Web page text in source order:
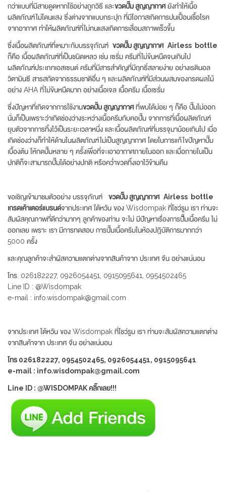
กว่าแบบที่มีสายดูดหากใช้อย่างถูกวิธี และขวดปั๊ม สูญญากาศยังทำให้เนื้อ
ผลิตภัณฑ์ไม่โดนแสง ซึ่งต่างจากแบบกระปุก ที่มีโอกาสเกิดการปนเปื้อนเชื้อโรค
จากอากาศ ทำให้ผลิตภัณฑ์ที่ไม่ทนแสงเกิดการเสื่อมสภาพเร็วขึ้น
ซึ่งเนื้อผลิตภัณฑ์ที่เหมาะกับบรรจุภัณฑ์ ขวดปั๊ม สูญญากาศ Airless bottle
ก็คือ เนื้อผลิตภัณฑ์ที่เป็นชนิดเหลว เช่น เซรั่ม ครีมที่ไม่ข้นหนืดจนเกินไป
ผลิตภัณฑ์ประเภทเอสเซนต์ ครีมที่มีสารสำคัญที่มีฤทธิ์สลายง่าย อย่างเรตินอล
วิตามินซี สารสกัดจากธรรมชาติอื่น ๆ และผลิตภัณฑ์ที่มีส่วนผสมของกรดผลไม้
อย่าง AHA ที่ไม่ข้นหนืดมาก อย่างเนื้อเจล เนื้อครีม เนื้อเซรั่ม
ซึ่งปัญหาที่เกิดจากการใช้งานขวดปั้ม สูญญากาศที่พบได้บ่อย ๆ ก็คือ ปั๊มไม่ออก
นั่นก็เป็นเพราะว่าเกิดช่องว่างระหว่างเนื้อครีมกับคอปั๊ม จากการที่เนื้อผลิตภัณฑ์
ยุบตัวจากการทิ้งไว้เป็นระยะเวลาหนึ่ง และเนื้อผลิตภัณฑ์ที่บรรจุมาน้อยเกินไป เมื่อ
เกิดช่องว่างก็ทำให้ด้านในผลิตภัณฑ์ไม่เป็นสูญญากาศ โดยในการแก้ไขปัญหาปั๊ม
เบื้องต้น ให้กดปั๊มหลาย ๆ ครั้งเพื่อที่จะเอาอากาศภายในออก และเมื่อภายในเป็น
ปกติก็จะสามารถปั๊มได้อย่างปกติ หรือคว่ำขวดทิ้งเอาไว้ข้ามคืน
ขอเชิญเข้ามาชมตัวอย่าง บรรจุภัณฑ์ ขวดปั๊ม สูญญากาศ Airless bottle
เกรดเค้าเตอร์แบรนด์จากประเทศ ใต้หวัน ของ Wisdompak ที่โชว์รูม เรา ท่านจะ
สัมผัสคุณภาพที่ดีกว่ามากๆ ลูกค้าของท่าน จะไม่ มีปัญหาเรื่องการปั๊๊มเนื้อครีม ไม่
ออกเลย เพราะ เรา มีการทดสอบ การปั๊มเนื้อครีมในห้องปฎิบัติการมากกว่า
5000 ครั้ง
และคุณลูกค้าจะสำผัสความแตกต่างจากสินค้าจาก ประเทศ จีน อย่างแน่นอน
โทร. 026182227, 0926054451, 0915095641, 0954502465
Line ID : @Wisdompak
e-mail : info.wisdompak@gmail.com
จากประเทศ ใต้หวัน ของ Wisdompak ที่โชว์รูม เรา ท่านจะสัมผัสความแตกต่าง
จากสินค้าจาก ประเทศ จีน อย่างแน่นอน
โทร 026182227, 0954502465, 0926054451, 0915095641
e-mail : info.wisdompak@gmail.com
Line ID : @WISDOMPAK คลิ๊กเลย!!!